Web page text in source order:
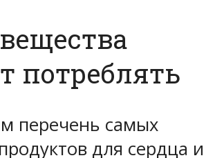
потреблять
перечень самых
для сердца и